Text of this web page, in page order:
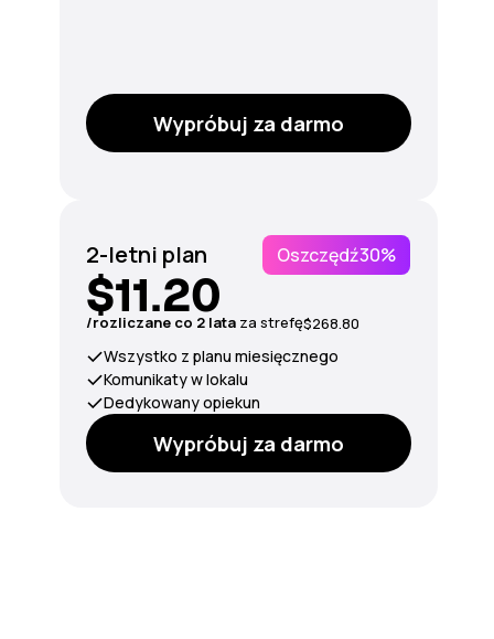
Wypróbuj za darmo
2-letni plan Oszczędź30%
$11.20
/rozliczane co 2 lata za strefę$268.80
Wszystko z planu miesięcznego
Komunikaty w lokalu
Dedykowany opiekun
Wypróbuj za darmo